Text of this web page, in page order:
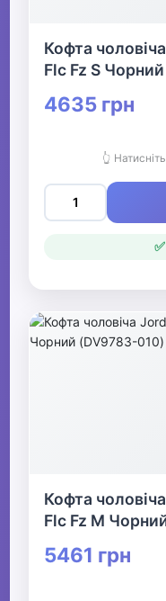
Кофта
Flc Fz S
4635 грн
👆
Кофта
Flc Fz M
5461 грн